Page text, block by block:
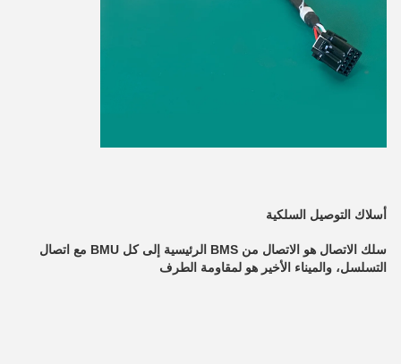
أسلاك التوصيل السلكية
التسلسل، والميناء الأخير هو لمقاومة الطرف